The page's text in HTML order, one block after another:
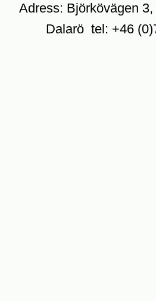
Adress: Björkövägen
Dalarö tel: +46